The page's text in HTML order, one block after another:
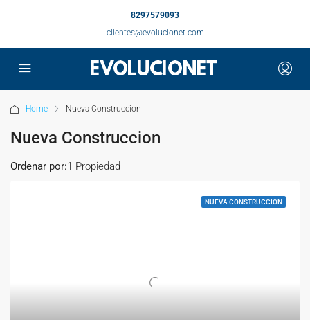
8297579093
clientes@evolucionet.com
Home Nueva Construccion
Nueva Construccion
1 Propiedad
Ordenar por:
NUEVA CONSTRUCCION